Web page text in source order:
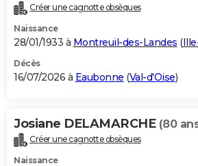
Destinations
City break
Voyage nature
Voyage de noces
Forum
Climat
+PHOTO
GUIDES D'ACHAT
BONS PLANS
Carte de Noël
Carte Bonne année
Carte Saint-Valentin
Carte Pâques
Carte d'anniversaire
DICTIONNAIRE
Dictionnaire
Biographies
Citations
Expressions
Proverbes
PROGRAMME TV
Créer une cagnotte obsèques
Naissance
28/01/1933 à Montreuil-des-Landes (
Décès
16/07/2026 à Eaubonne (Val-d'Oise)
Josiane DELAMARCHE (80
Créer une cagnotte obsèques
Naissance